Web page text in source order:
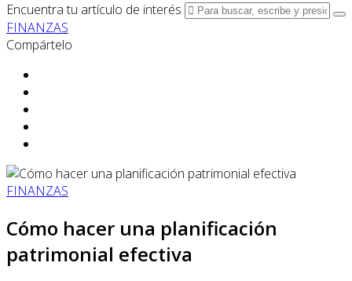
Encuentra tu artículo de interés
FINANZAS
Compártelo
FINANZAS
Cómo hacer una planificación
patrimonial efectiva